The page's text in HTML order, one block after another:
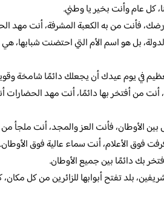
كل عام وأنت بخير يا وطني.
فأنت من به الكعبة المشرفة، أنت مهد
بل هو اسم الأم التي احتضنت شبابها،
في يوم عيدك أن يجعلك دائمًا شامخة
أنت من أفتخر بها دائمًا، أنت مهد الحضارات
الأوطان، فأنت العز والمجد، أنت ملجأ
فوق الأعلام، أنت سماء عالية فوق الأوطان.
بك دائمًا بين جميع الأوطان.
بلد تفتح أبوابها للزائرين من كل